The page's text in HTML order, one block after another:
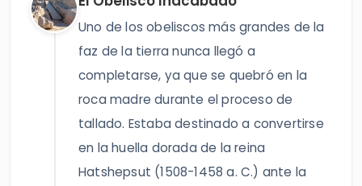
Uno de los obeliscos más grandes de la
faz de la tierra nunca llegó a
completarse, ya que se quebró en la
roca madre durante el proceso de
tallado. Estaba destinado a convertirse
en la huella dorada de la reina
Hatshepsut (1508-1458 a. C.) ante la